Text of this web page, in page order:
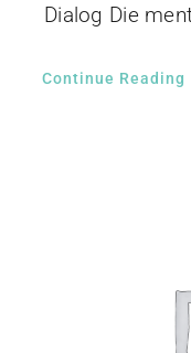
Dialog Die
Continue Reading